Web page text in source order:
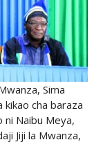
Sima
cha baraza
ni Naibu Meya,
Jiji la Mwanza,